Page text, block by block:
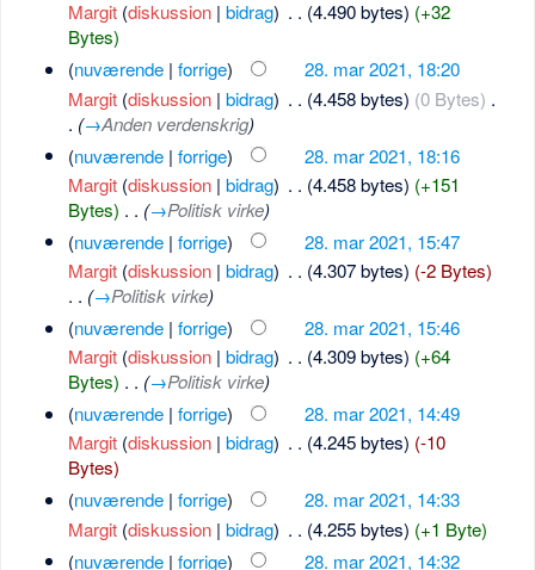
Margit (diskussion| bidrag) . . (4.490 bytes) (+32
Bytes)
(nuværende| forrige)
28. mar 2021, 18:20
Margit (diskussion| bidrag) . . (4.458 bytes) (0 Bytes) .
. (→Anden verdenskrig)
(nuværende| forrige)
28. mar 2021, 18:16
Margit (diskussion| bidrag) . . (4.458 bytes) (+151
Bytes) . . (→Politisk virke)
(nuværende| forrige)
28. mar 2021, 15:47
Margit (diskussion| bidrag) . . (4.307 bytes) (-2 Bytes)
. . (→Politisk virke)
(nuværende| forrige)
28. mar 2021, 15:46
Margit (diskussion| bidrag) . . (4.309 bytes) (+64
Bytes) . . (→Politisk virke)
(nuværende| forrige)
28. mar 2021, 14:49
Margit (diskussion| bidrag) . . (4.245 bytes) (-10
Bytes)
(nuværende| forrige)
28. mar 2021, 14:33
Margit (diskussion| bidrag) . . (4.255 bytes) (+1 Byte)
(nuværende| forrige) 28. mar 2021, 14:32